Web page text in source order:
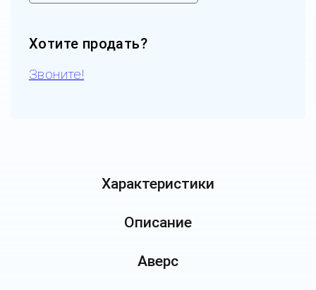
Хотите продать?
Звоните!
Характеристики
Описание
Аверс